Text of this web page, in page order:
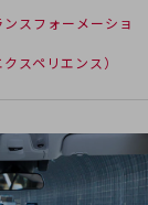
スフォーメーショ
スペリエンス）